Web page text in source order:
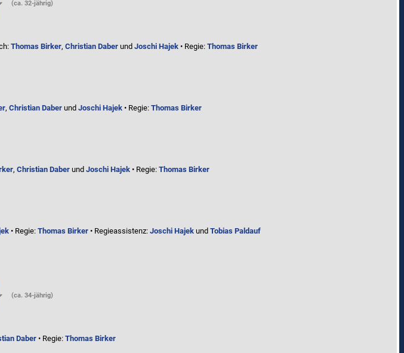
(ca. 32-jährig)
Thomas Birker, Christian Daber und Joschi Hajek • Regie: Thomas Birker
, Christian Daber und Joschi Hajek • Regie: Thomas Birker
, Christian Daber und Joschi Hajek • Regie: Thomas Birker
• Regie: Thomas Birker • Regieassistenz: Joschi Hajek und Tobias Paldauf
(ca. 34-jährig)
Daber • Regie: Thomas Birker